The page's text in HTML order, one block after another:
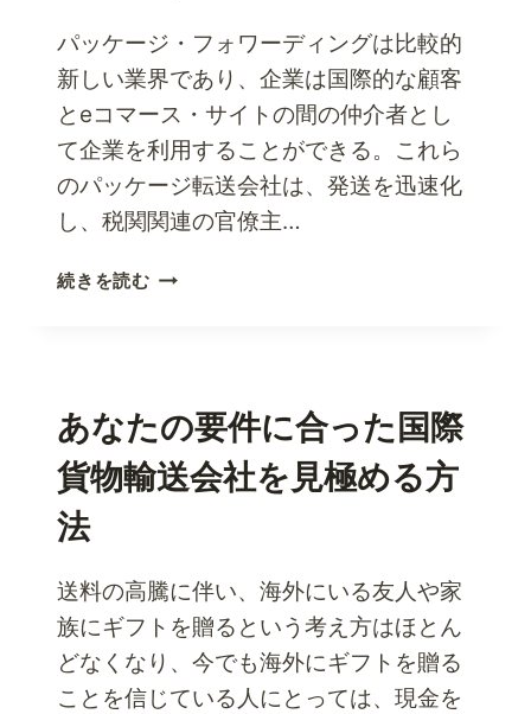
会
社
を
探
す
は？
パッケージ・フォワーディングは比較的
新しい業界であり、企業は国際的な顧客
とeコマース・サイトの間の仲介者とし
て企業を利用することができる。これら
のパッケージ転送会社は、発送を迅速化
し、税関関連の官僚主…
続きを読む荷
で
成
功
つ
の
ビ
ジ
ネ
あなたの要件に合った国際
貨物輸送会社を見極める方
法
送料の高騰に伴い、海外にいる友人や家
族にギフトを贈るという考え方はほとん
どなくなり、今でも海外にギフトを贈る
ことを信じている人にとっては、現金を